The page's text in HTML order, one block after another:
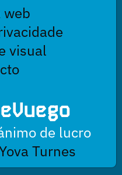
web
visual
de lucro
Turnes